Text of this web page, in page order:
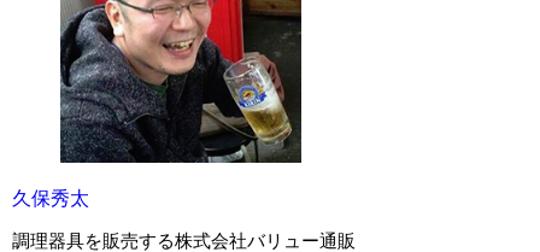
久保秀太
調理器具を販売する株式会社バリュー通販